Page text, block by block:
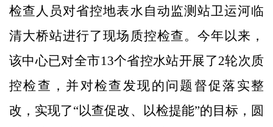
检查人员对省控地表水自动监测站卫运河临
清大桥站进行了现场质控检查。今年以来，
该中心已对全市13个省控水站开展了2轮次质
控检查，并对检查发现的问题督促落实整
改，实现了“以查促改、以检提能”的目标，圆